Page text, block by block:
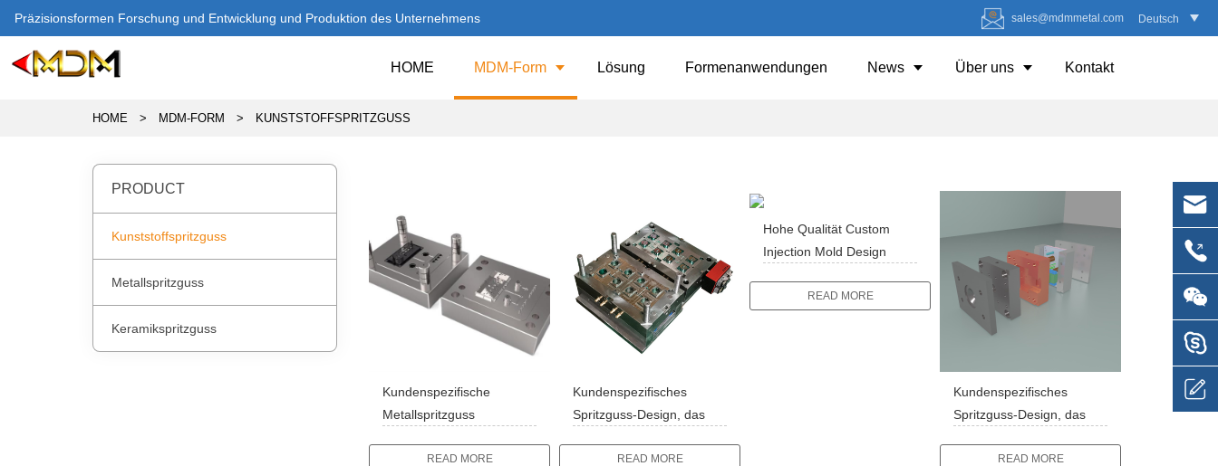
Präzisionsformen Forschung und Entwicklung und Produktion des Unternehmens sales@mdmmetal.com Deutsch
HOME MDM-Form Lösung Formenanwendungen News Über uns Kontakt
HOME > MDM-FORM > KUNSTSTOFFSPRITZGUSS
PRODUCT
Kunststoffspritzguss
Metallspritzguss
Keramikspritzguss
Kundenspezifische
Metallspritzguss
READ MORE
Kundenspezifisches
Spritzguss-Design, das
READ MORE
Hohe Qualität Custom
Injection Mold Design
READ MORE
Kundenspezifisches
Spritzguss-Design, das
READ MORE